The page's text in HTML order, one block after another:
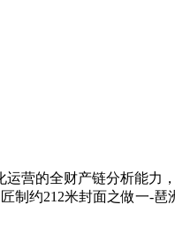
的全财产链分析能力
约212米封面之做一-琶